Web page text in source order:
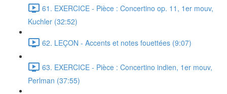
61. EXERCICE - Pièce : Concertino op. 11, 1er mouv,
Kuchler (32:52)
62. LEÇON - Accents et notes fouettées (9:07)
63. EXERCICE - Pièce : Concertino indien, 1er mouv,
Perlman (37:55)